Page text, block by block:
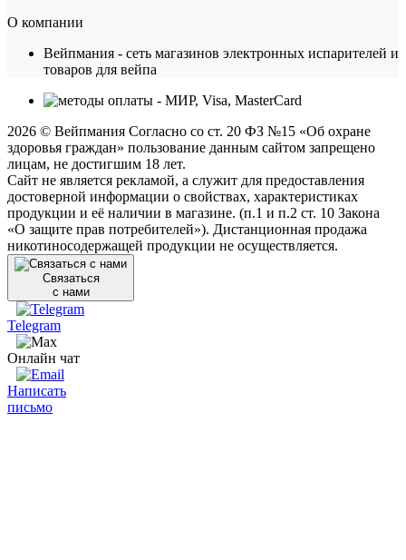
О компании
Вейпмания - сеть магазинов электронных испарителей и
товаров для вейпа
2026 © Вейпмания Согласно со ст. 20 ФЗ №15 «Об охране
здоровья граждан» пользование данным сайтом запрещено
лицам, не достигшим 18 лет.
Сайт не является рекламой, а служит для предоставления
достоверной информации о свойствах, характеристиках
продукции и её наличии в магазине. (п.1 и п.2 ст. 10 Закона
«О защите прав потребителей»). Дистанционная продажа
никотиносодержащей продукции не осуществляется.
Связаться
с нами
Telegram
Онлайн чат
Написать
письмо